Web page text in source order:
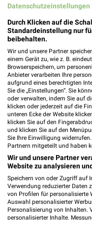
334,19 km •
REWE
95447
Heute
314,88 km •
Schneider
Otto-Hahn-
95447
315,02 km
Kaufland
Nürnberger
91257
Heute
Datenschutzeinstellungen
Durch Klicken auf die
Standardeinstellung nur
beibehalten.
Wir und unsere Partner
einem Gerät zu, wie z. B.
Browserspeichern, um
Anbieter verarbeiten Ihre
aufgrund eines berechtigten
Sie die „Einstellungen“. Sie
oder verwalten, indem Sie auf
klicken oder jederzeit auf die
unteren Ecke der Website
klicken Sie auf den
und klicken Sie auf den
Sie Ihre Einwilligung
Partnern mitgeteilt und haben
Wir und unsere Partner
Website zu analysieren
Speichern von oder Zugriff auf
Verwendung reduzierter Daten
von Profilen für personalisierte
Auswahl personalisierter
Personalisierung von Inhalten.
personalisierter Inhalte.